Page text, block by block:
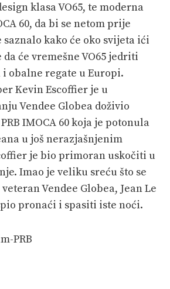
klasa VO65, te moderna
60, da bi se netom prije
kako će oko svijeta ići
da će vremešne VO65 jedriti
obalne regate u Europi.
Kevin Escoffier je u
Vendee Globea doživio
IMOCA 60 koja je potonula
u još nerazjašnjenim
je bio primoran uskočiti u
Imao je veliku sreću što se
Vendee Globea, Jean Le
pronaći i spasiti iste noći.
PRB